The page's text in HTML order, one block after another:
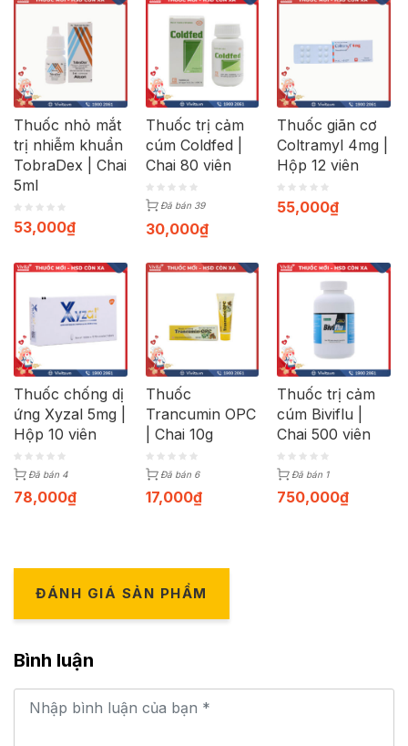
Thuốc nhỏ mắt
trị nhiễm khuẩn
TobraDex | Chai
5ml
53,000₫
Thuốc trị cảm
cúm Coldfed |
Chai 80 viên
Đã bán 39
30,000₫
Thuốc giãn cơ
Coltramyl 4mg |
Hộp 12 viên
55,000₫
Thuốc chống dị
ứng Xyzal 5mg |
Hộp 10 viên
Đã bán 4
78,000₫
Thuốc
Trancumin OPC
| Chai 10g
Đã bán 6
17,000₫
Thuốc trị cảm
cúm Biviflu |
Chai 500 viên
Đã bán 1
750,000₫
ĐÁNH GIÁ SẢN PHẨM
Bình luận